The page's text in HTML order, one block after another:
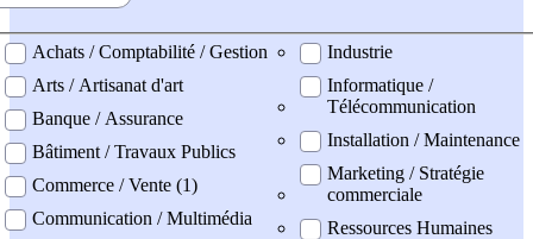
professionel
Achats / Comptabilité / Gestion
Arts / Artisanat d'art
Banque / Assurance
Bâtiment / Travaux Publics
Commerce / Vente (1)
Communication / Multimédia
Industrie
Informatique /
Télécommunication
Installation / Maintenance
Marketing / Stratégie
commerciale
Ressources Humaines